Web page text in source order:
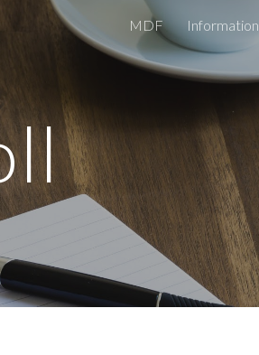
Skip to navigation MDF Information